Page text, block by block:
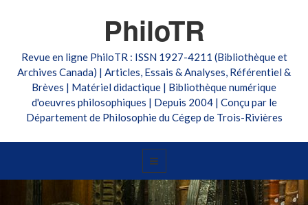
PhiloTR
Revue en ligne PhiloTR : ISSN 1927-4211 (Bibliothèque et
Archives Canada) | Articles, Essais & Analyses, Référentiel &
Brèves | Matériel didactique | Bibliothèque numérique
d'oeuvres philosophiques | Depuis 2004 | Conçu par le
Département de Philosophie du Cégep de Trois-Rivières